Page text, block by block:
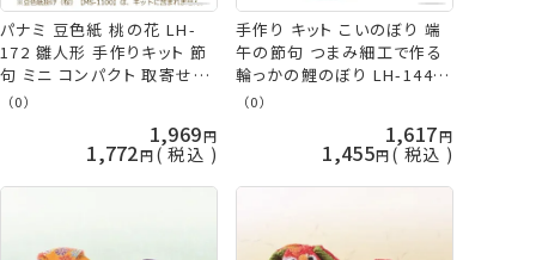
パナミ 豆色紙 桃の花 LH-
172 雛人形 手作りキット 節
句 ミニ コンパクト 取寄せ商
品 ネコポス可 手芸の山久
（0）
1,969
1,772 税込
手作り キット こいのぼり 端
午の節句 つまみ細工で作る
輪っかの鯉のぼり LH-144
キット 五月人形 取り寄せ商
（0）
1,617
1,455 税込